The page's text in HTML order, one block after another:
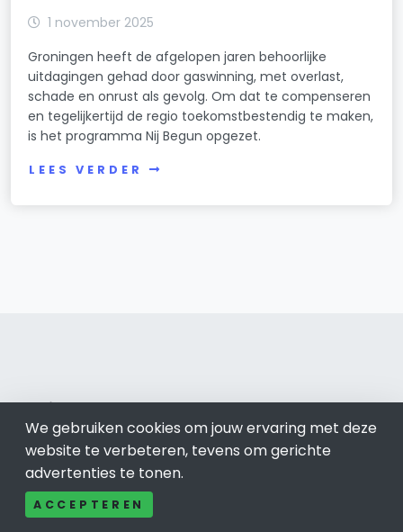
1 november 2025
Groningen heeft de afgelopen jaren behoorlijke
uitdagingen gehad door gaswinning, met overlast,
schade en onrust als gevolg. Om dat te compenseren
en tegelijkertijd de regio toekomstbestendig te maken,
is het programma Nij Begun opgezet.
LEES VERDER
Groningen 050
Bel ons: 085-04 10 177
Contact
Adverteren
Over ons
We gebruiken cookies om jouw ervaring met deze
website te verbeteren, tevens om gerichte
advertenties te tonen.
ACCEPTEREN